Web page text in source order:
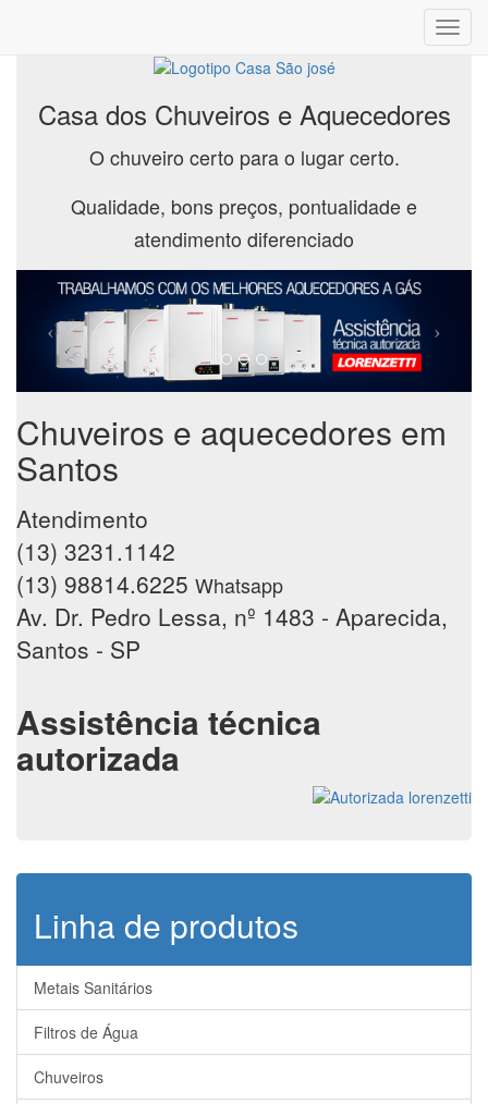
Casa dos Chuveiros e Aquecedores
O chuveiro certo para o lugar certo.
Qualidade, bons preços, pontualidade e
atendimento diferenciado
Chuveiros e aquecedores em
Santos
Atendimento
(13) 3231.1142
(13) 98814.6225 Whatsapp
Av. Dr. Pedro Lessa, nº 1483 - Aparecida,
Santos - SP
Assistência técnica
autorizada
Linha de produtos
Metais Sanitários
Filtros de Água
Chuveiros